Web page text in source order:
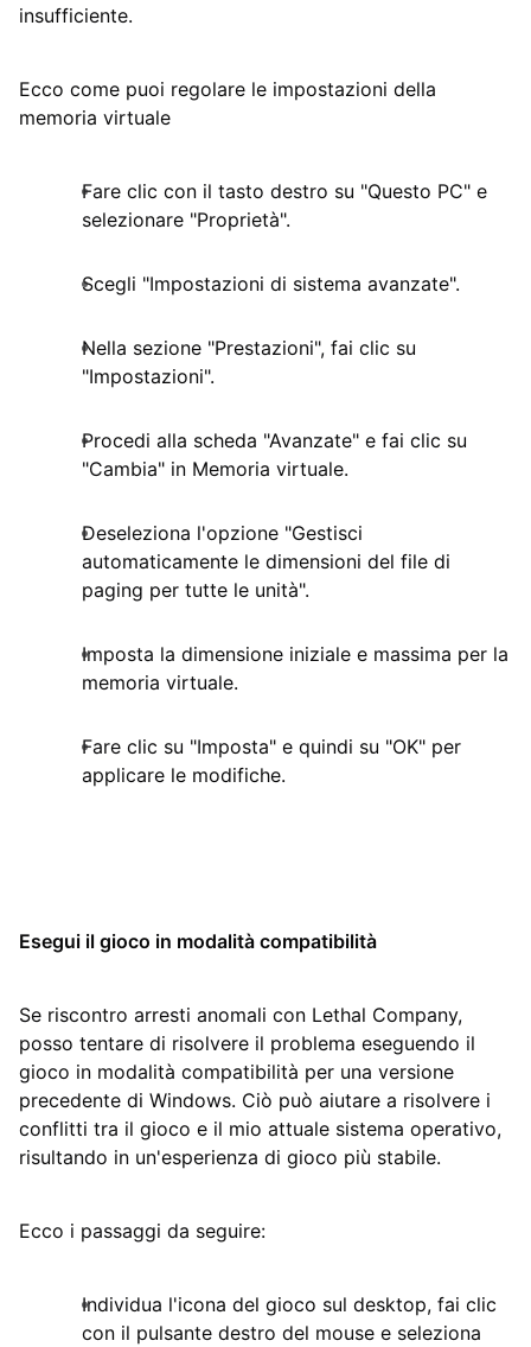
insufficiente.
Ecco come puoi regolare le impostazioni della
memoria virtuale
Fare clic con il tasto destro su "Questo PC" e
selezionare "Proprietà".
Scegli "Impostazioni di sistema avanzate".
Nella sezione "Prestazioni", fai clic su
"Impostazioni".
Procedi alla scheda "Avanzate" e fai clic su
"Cambia" in Memoria virtuale.
Deseleziona l'opzione "Gestisci
automaticamente le dimensioni del file di
paging per tutte le unità".
Imposta la dimensione iniziale e massima per la
memoria virtuale.
Fare clic su "Imposta" e quindi su "OK" per
applicare le modifiche.
Esegui il gioco in modalità compatibilità
Se riscontro arresti anomali con Lethal Company,
posso tentare di risolvere il problema eseguendo il
gioco in modalità compatibilità per una versione
precedente di Windows. Ciò può aiutare a risolvere i
conflitti tra il gioco e il mio attuale sistema operativo,
risultando in un'esperienza di gioco più stabile.
Ecco i passaggi da seguire:
Individua l'icona del gioco sul desktop, fai clic
con il pulsante destro del mouse e seleziona